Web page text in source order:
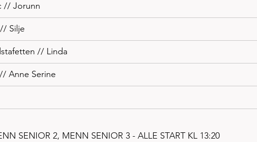
// Jorunn
Silje
// Linda
Anne Serine
SENIOR 2, MENN SENIOR 3 - ALLE START KL 13:20